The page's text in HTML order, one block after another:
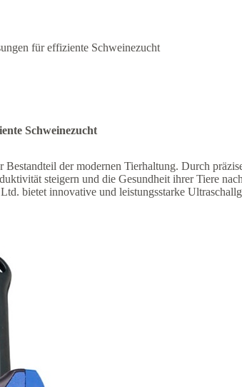
für effiziente Schweinezucht
Schweinezucht
der modernen Tierhaltung. Durch
steigern und die Gesundheit ihrer Tiere
bietet innovative und leistungsstarke